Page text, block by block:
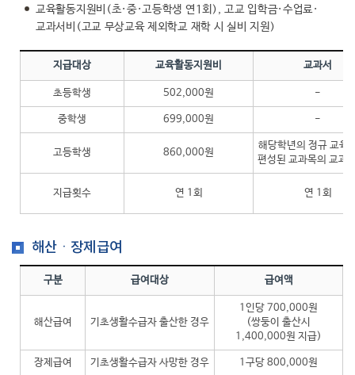
교육활동지원비(초·중·고등학생 연1회), 고교 입학금·수업료·
교과서비(고교 무상교육 제외학교 재학 시 실비 지원)
지급대상 교육활동지원비 교과서
초등학생 502,000원 -
중학생 699,000원 -
고등학생 860,000원
해당학년의 정규 교육
편성된 교과목의 교과
지급횟수 연 1회 연 1회
해산ㆍ장제급여
구분 급여대상 급여액
해산급여 기초생활수급자 출산한 경우
1인당 700,000원
(쌍둥이 출산시
1,400,000원 지급)
장제급여 기초생활수급자 사망한 경우 1구당 800,000원